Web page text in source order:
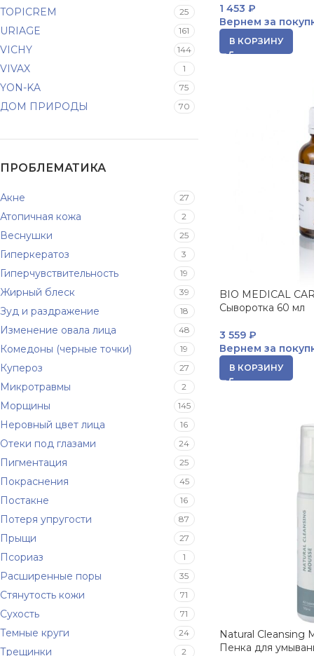
TOPICREM 25
URIAGE 161
VICHY 144
VIVAX 1
YON-KA 75
ДОМ ПРИРОДЫ 70
ПРОБЛЕМАТИКА
Акне 27
Атопичная кожа 2
Веснушки 25
Гиперкератоз 3
Гиперчувствительность 19
Жирный блеск 39
Зуд и раздражение 18
Изменение овала лица 48
Комедоны (черные точки) 19
Купероз 27
Микротравмы 2
Морщины 145
Неровный цвет лица 16
Отеки под глазами 24
Пигментация 25
Покраснения 45
Постакне 16
Потеря упругости 87
Прыщи 27
Псориаз 1
Расширенные поры 35
Стянутость кожи 71
Сухость 71
Темные круги 24
Трещинки 2
1 453 ₽
Вернем за
В КОРЗИНУ
BIO MEDICAL
Сыворотка 60 мл
3 559 ₽
Вернем за
В КОРЗИНУ
Natural Cleansing
Пенка для